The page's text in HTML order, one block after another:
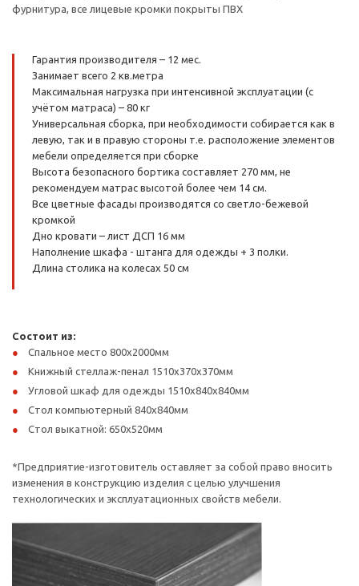
фурнитура, все лицевые кромки покрыты ПВХ
Гарантия производителя – 12 мес.
Занимает всего 2 кв.метра
Максимальная нагрузка при интенсивной эксплуатации (с
учётом матраса) – 80 кг
Универсальная сборка, при необходимости собирается как в
левую, так и в правую стороны т.е. расположение элементов
мебели определяется при сборке
Высота безопасного бортика составляет 270 мм, не
рекомендуем матрас высотой более чем 14 см.
Все цветные фасады производятся со светло-бежевой
кромкой
Дно кровати – лист ДСП 16 мм
Наполнение шкафа - штанга для одежды + 3 полки.
Длина столика на колесах 50 см
Состоит из:
Спальное место 800х2000мм
Книжный стеллаж-пенал 1510х370х370мм
Угловой шкаф для одежды 1510х840х840мм
Стол компьютерный 840х840мм
Стол выкатной: 650х520мм
*Предприятие-изготовитель оставляет за собой право вносить
изменения в конструкцию изделия с целью улучшения
технологических и эксплуатационных свойств мебели.